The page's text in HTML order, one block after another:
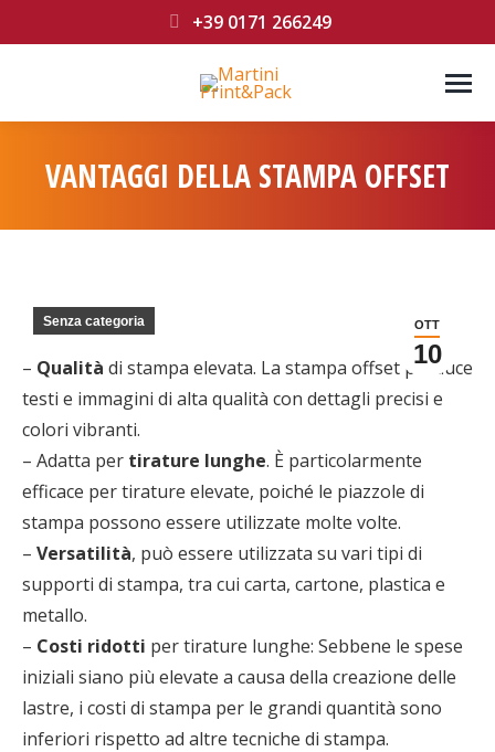
+39 0171 266249
VANTAGGI DELLA STAMPA OFFSET
OTT
10
Senza categoria
– Qualità di stampa elevata. La stampa offset produce
testi e immagini di alta qualità con dettagli precisi e
colori vibranti.
– Adatta per tirature lunghe. È particolarmente
efficace per tirature elevate, poiché le piazzole di
stampa possono essere utilizzate molte volte.
– Versatilità, può essere utilizzata su vari tipi di
supporti di stampa, tra cui carta, cartone, plastica e
metallo.
– Costi ridotti per tirature lunghe: Sebbene le spese
iniziali siano più elevate a causa della creazione delle
lastre, i costi di stampa per le grandi quantità sono
inferiori rispetto ad altre tecniche di stampa.